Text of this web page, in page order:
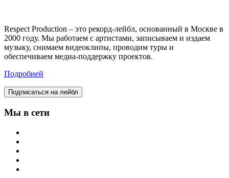
Respect Production – это рекорд-лейбл, основанный в Москве в
2000 году. Мы работаем с артистами, записываем и издаем
музыку, снимаем видеоклипы, проводим туры и
обеспечиваем медиа-поддержку проектов.
Подробней
Подписаться на лейбл
Мы в сети